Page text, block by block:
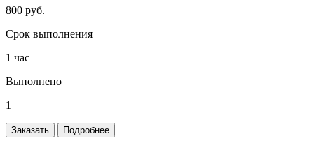
800 руб.
Срок выполнения
1 час
Выполнено
1
Заказать Подробнее